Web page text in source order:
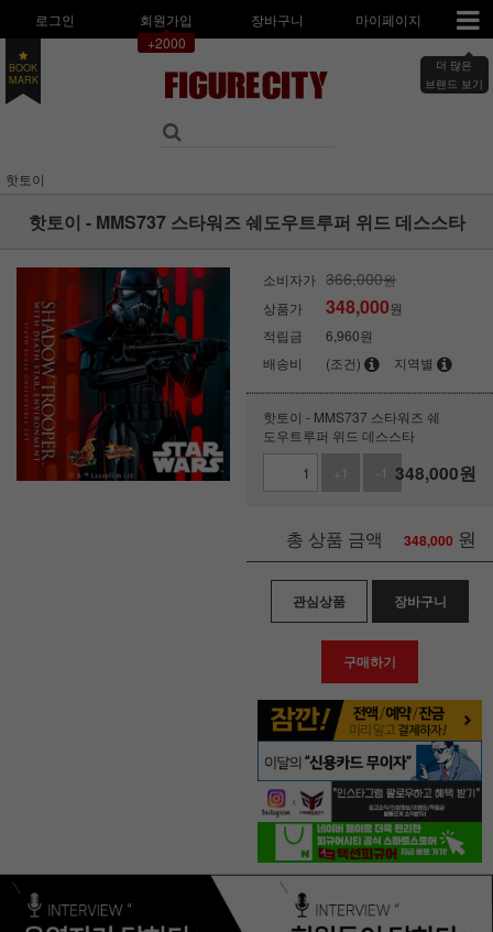
로그인
회원가입
+2000
장바구니 마이페이지
더 많은
브랜드 보기
BOOK
MARK
핫토이
핫토이 - MMS737 스타워즈 쉐도우트루퍼 위드 데스스타
소비자가 366,000원
상품가
348,000원
적립금
6,960원
배송비
(조건) 지역별
핫토이 - MMS737 스타워즈 쉐
도우트루퍼 위드 데스스타
+1
-1 348,000원
총 상품 금액 348,000 원
관심상품 장바구니
구매하기